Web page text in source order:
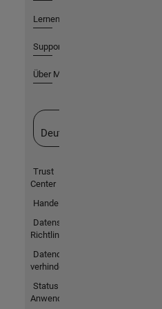
Lernen
Support
Über MathWorks
Deutschland
Trust
Center
Handelsmarken
Datenschutz-
Richtlinien
Datendiebstahl
verhindern
Status von
Anwendungen